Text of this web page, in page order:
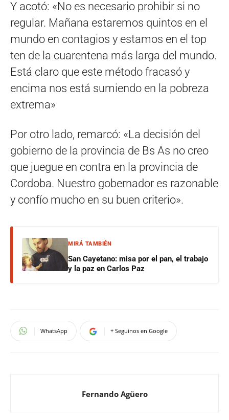
Y acotó: «No es necesario prohibir si no
regular. Mañana estaremos quintos en el
mundo en contagios y estamos en el top
ten de la cuarentena más larga del mundo.
Está claro que este método fracasó y
encima nos está sumiendo en la pobreza
extrema»
Por otro lado, remarcó: «La decisión del
gobierno de la provincia de Bs As no creo
que juegue en contra en la provincia de
Cordoba. Nuestro gobernador es razonable
y confío mucho en su buen criterio».
MIRÁ TAMBIÉN
San Cayetano: misa por el pan, el trabajo
y la paz en Carlos Paz
WhatsApp + Seguinos en Google
Fernando Agüero